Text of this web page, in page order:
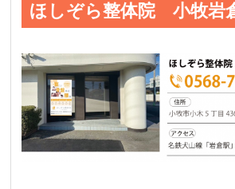
ほしぞら整体院 小牧岩